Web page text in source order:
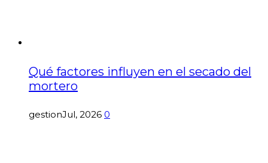
Qué factores influyen en el secado del
mortero
gestionJul, 2026 0